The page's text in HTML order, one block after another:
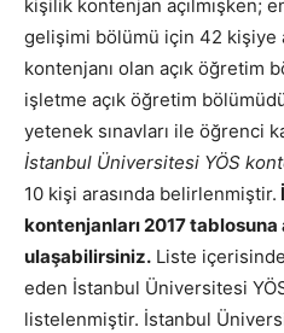
kişilik kontenjan açılmışken;
gelişimi bölümü için 42 kişiye
kontenjanı olan açık öğretim
işletme açık öğretim
yetenek sınavları ile öğrenci
İstanbul Üniversitesi YÖS
10 kişi arasında belirlenmiştir.
kontenjanları 2017
ulaşabilirsiniz. Liste
eden İstanbul Üniversitesi
listelenmiştir. İstanbul